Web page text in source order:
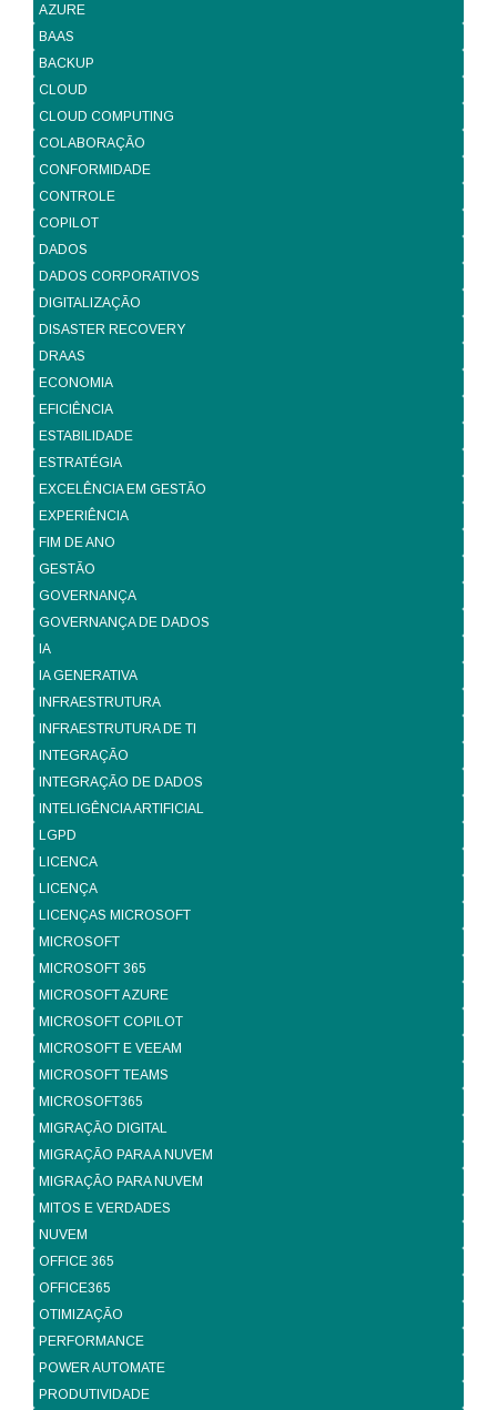
AZURE
BAAS
BACKUP
CLOUD
CLOUD COMPUTING
COLABORAÇÃO
CONFORMIDADE
CONTROLE
COPILOT
DADOS
DADOS CORPORATIVOS
DIGITALIZAÇÃO
DISASTER RECOVERY
DRAAS
ECONOMIA
EFICIÊNCIA
ESTABILIDADE
ESTRATÉGIA
EXCELÊNCIA EM GESTÃO
EXPERIÊNCIA
FIM DE ANO
GESTÃO
GOVERNANÇA
GOVERNANÇA DE DADOS
IA
IA GENERATIVA
INFRAESTRUTURA
INFRAESTRUTURA DE TI
INTEGRAÇÃO
INTEGRAÇÃO DE DADOS
INTELIGÊNCIA ARTIFICIAL
LGPD
LICENCA
LICENÇA
LICENÇAS MICROSOFT
MICROSOFT
MICROSOFT 365
MICROSOFT AZURE
MICROSOFT COPILOT
MICROSOFT E VEEAM
MICROSOFT TEAMS
MICROSOFT365
MIGRAÇÃO DIGITAL
MIGRAÇÃO PARA A NUVEM
MIGRAÇÃO PARA NUVEM
MITOS E VERDADES
NUVEM
OFFICE 365
OFFICE365
OTIMIZAÇÃO
PERFORMANCE
POWER AUTOMATE
PRODUTIVIDADE